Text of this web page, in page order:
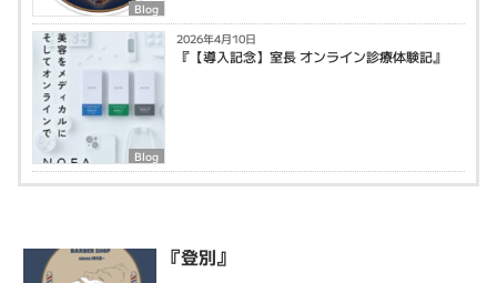
Blog
Blog
2026年4月10日
『【導入記念】室長 オンライン診療体験記』
『登別』